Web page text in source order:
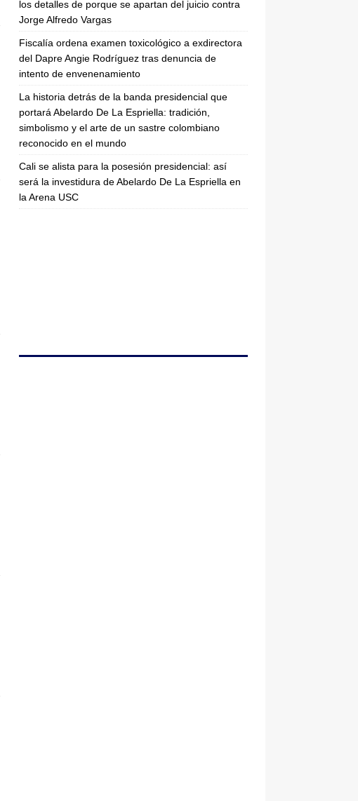
los detalles de porque se apartan del juicio contra
Jorge Alfredo Vargas
Fiscalía ordena examen toxicológico a exdirectora
del Dapre Angie Rodríguez tras denuncia de
intento de envenenamiento
La historia detrás de la banda presidencial que
portará Abelardo De La Espriella: tradición,
simbolismo y el arte de un sastre colombiano
reconocido en el mundo
Cali se alista para la posesión presidencial: así
será la investidura de Abelardo De La Espriella en
la Arena USC